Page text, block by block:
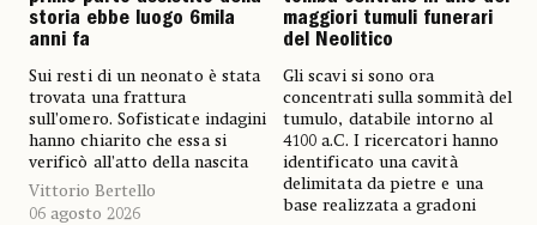
storia ebbe luogo 6mila
anni fa
Sui resti di un neonato è stata
trovata una frattura
sull’omero. Sofisticate indagini
hanno chiarito che essa si
verificò all’atto della nascita
Vittorio Bertello
06 agosto 2026
maggiori tumuli funerari
del Neolitico
Gli scavi si sono ora
concentrati sulla sommità del
tumulo, databile intorno al
4100 a.C. I ricercatori hanno
identificato una cavità
delimitata da pietre e una
base realizzata a gradoni